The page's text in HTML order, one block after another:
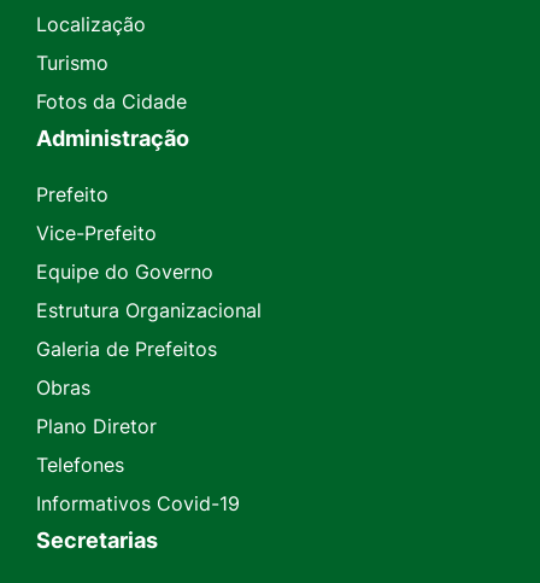
Localização
Turismo
Fotos da Cidade
Administração
Prefeito
Vice-Prefeito
Equipe do Governo
Estrutura Organizacional
Galeria de Prefeitos
Obras
Plano Diretor
Telefones
Informativos Covid-19
Secretarias